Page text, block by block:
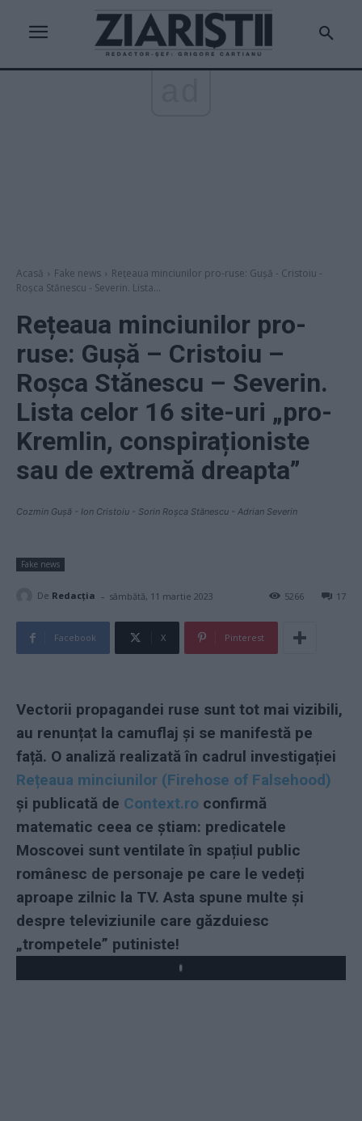
Acasă Fake news
Rețeaua minciunilor pro-ruse: Gușă - Cristoiu -
Roșca Stănescu - Severin. Lista...
Rețeaua minciunilor pro-
ruse: Gușă – Cristoiu –
Roșca Stănescu – Severin.
Lista celor 16 site-uri „pro-
Kremlin, conspiraționiste
sau de extremă dreapta”
Cozmin Gușă - Ion Cristoiu - Sorin Roșca Stănescu - Adrian Severin
Fake news
De Redacţia - sâmbătă, 11 martie 2023 17
5266
Facebook X Pinterest
Vectorii propagandei ruse sunt tot mai vizibili,
au renunțat la camuflaj și se manifestă pe
față. O analiză realizată în cadrul investigației
Rețeaua minciunilor (Firehose of Falsehood)
și publicată de Context.ro confirmă
matematic ceea ce știam: predicatele
Moscovei sunt ventilate în spațiul public
românesc de personaje pe care le vedeți
aproape zilnic la TV. Asta spune multe și
despre televiziunile care găzduiesc
„trompetele” putiniste!
Play